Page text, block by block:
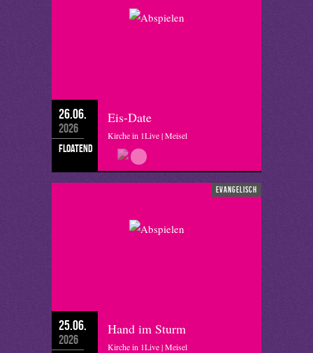
26.06.
2026
floatend
Eis-Date
Kirche in 1Live | Meisel
evangelisch
25.06.
2026
Hand im Sturm
Kirche in 1Live | Meisel